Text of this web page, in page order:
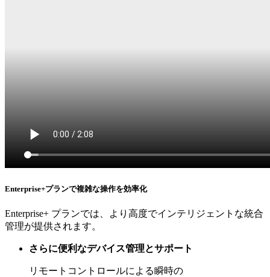
Enterprise+プランで複雑な操作を効率化
Enterprise+ プランでは、より高度でインテリジェントな統合
管理が提供されます。
さらに便利なデバイス管理とサポート
リモートコントロールによる瞬時の